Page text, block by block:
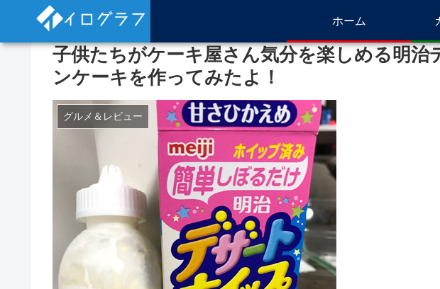
ホーム
子供たちがケーキ屋さん気分を楽しめる明治
ンケーキを作ってみたよ！
グルメ＆レビュー